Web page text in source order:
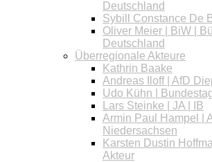
Deutschland
Sybill Constance De
Oliver Meier | BiW |
Deutschland
Überregionale Akteure
Kathrin Baake
Andreas Iloff | AfD
Udo Kühn |
Lars Steinke | JA | IB
Armin Paul Hampel |
Niedersachsen
Karsten Dustin
Akteur